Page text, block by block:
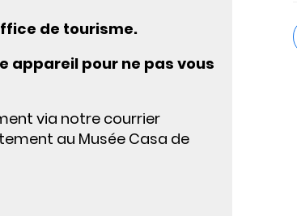
de tourisme.
appareil pour ne pas vous
via notre courrier
au Musée Casa de